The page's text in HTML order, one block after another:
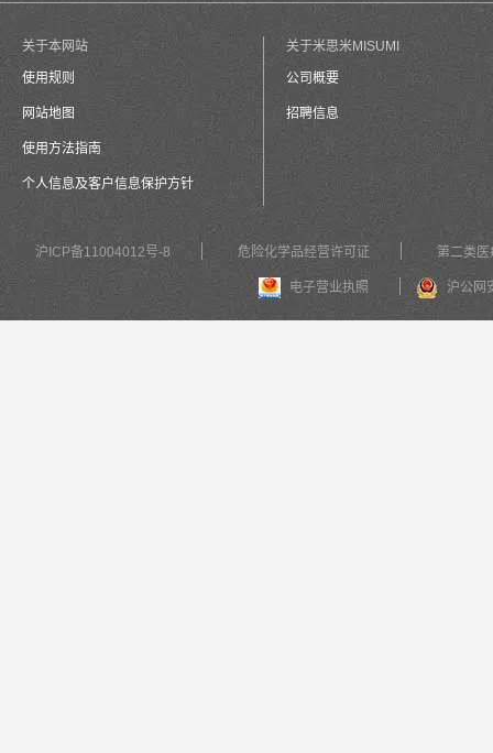
关于本网站
使用规则
网站地图
使用方法指南
个人信息及客户信息保护方针
关于米思米MISUMI
公司概要
招聘信息
沪ICP备11004012号-8 危险化学品经营许可证 第二类医
电子营业执照 沪公网